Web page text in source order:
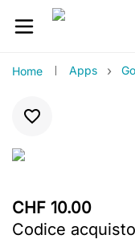
Home Apps ›
CHF 10.00
Codice